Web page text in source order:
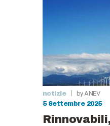
notizie by ANEV
5 Settembre 2025